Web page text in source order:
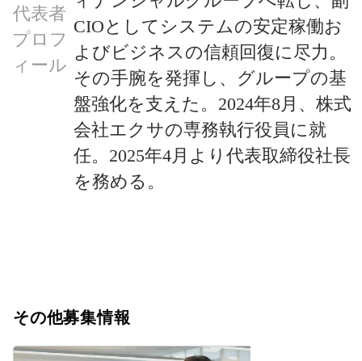
代表者
プロフ
ィール
CIOとしてシステムの安定稼働お
よびビジネスの信頼回復に尽力。
その手腕を発揮し、グループの基
盤強化を支えた。2024年8月、株式
会社エクサの専務執行役員に就
任。2025年4月より代表取締役社長
を務める。
その他募集情報